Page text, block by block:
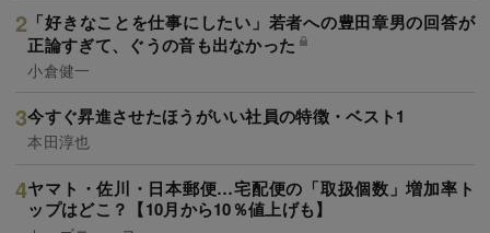
「好きなことを仕事にしたい」若者への豊田章男の回答が
正論すぎて、ぐうの音も出なかった
小倉健一
今すぐ昇進させたほうがいい社員の特徴・ベスト1
本田淳也
ヤマト・佐川・日本郵便…宅配便の「取扱個数」増加率ト
ップはどこ？【10月から10％値上げも】